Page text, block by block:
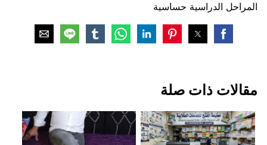
المراحل الدراسية حساسية
مقالات ذات صلة